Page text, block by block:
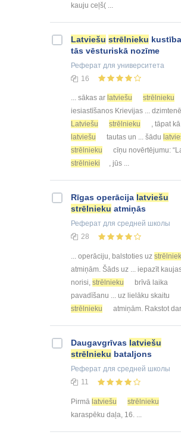
kauju ceļš( ...
Latviešu strēlnieku
tās vēsturiskā nozīme
Реферат для университета
16
... sākas ar latviešu
strēlnieku
iesiastīšanos Krievijas ...
Latviešu
strēlnieku
, tāpat kā
latviešu
tautas un ... šādu
strēlnieku
cīņu novērtējumu:
strēlnieki
, jūs ...
Rīgas operācija latviešu
strēlnieku atmiņās
Реферат для средней школы
28
... operāciju, balstoties uz
atmiņām. Šāds uz ... iepazīt
norisi, strēlnieku
brīvā laika
pavadīšanu ... uz lielāku skaitu
strēlnieku
atmiņām. Rakstot
Daugavgrīvas latviešu
strēlnieku bataljons
Реферат для средней школы
11
Pirmā latviešu
strēlnieku
karaspēku daļa, 16. ...